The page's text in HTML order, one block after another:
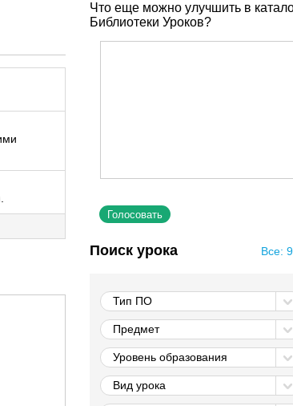
Что еще можно улучшить в
Библиотеки Уроков?
Все:
Поиск урока
Тип ПО
Предмет
Уровень образования
Вид урока